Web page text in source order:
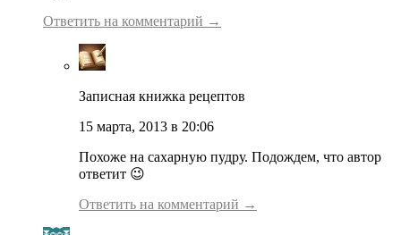
Ответить на комментарий →
Записная книжка рецептов
15 марта, 2013 в 20:06
Похоже на сахарную пудру. Подождем, что автор
ответит 😉
Ответить на комментарий →